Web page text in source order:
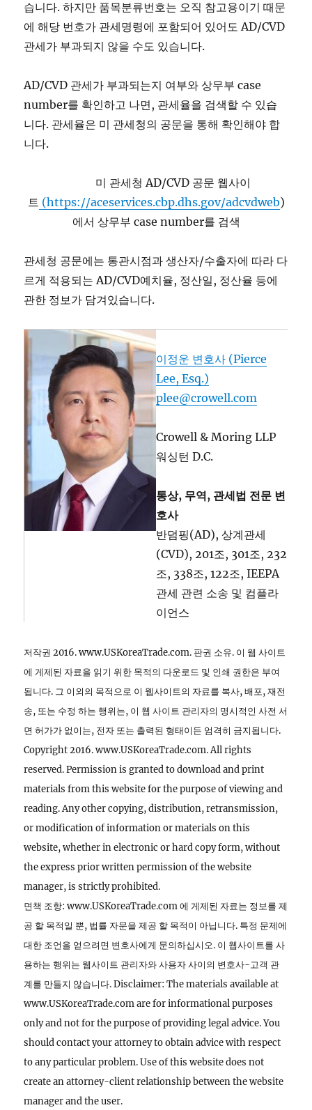
습니다. 하지만 품목분류번호는 오직 참고용이기 때문
에 해당 번호가 관세명령에 포함되어 있어도 AD/CVD
관세가 부과되지 않을 수도 있습니다.
AD/CVD 관세가 부과되는지 여부와 상무부 case
number를 확인하고 나면, 관세율을 검색할 수 있습
니다. 관세율은 미 관세청의 공문을 통해 확인해야 합
니다.
미 관세청 AD/CVD 공문 웹사이
트 (https://aceservices.cbp.dhs.gov/adcvdweb)
에서 상무부 case number를 검색
관세청 공문에는 통관시점과 생산자/수출자에 따라 다
르게 적용되는 AD/CVD예치율, 정산일, 정산율 등에
관한 정보가 담겨있습니다.
이정운 변호사 (Pierce
Lee, Esq.)
plee@crowell.com
Crowell & Moring LLP
워싱턴 D.C.
통상, 무역, 관세법 전문 변
호사
반덤핑(AD), 상계관세
(CVD), 201조, 301조, 232
조, 338조, 122조, IEEPA
관세 관련 소송 및 컴플라
이언스
저작권 2016. www.USKoreaTrade.com. 판권 소유. 이 웹 사이트
에 게제된 자료을 읽기 위한 목적의 다운로드 및 인쇄 권한은 부여
됩니다. 그 이외의 목적으로 이 웹사이트의 자료를 복사, 배포, 재전
송, 또는 수정 하는 행위는, 이 웹 사이트 관리자의 명시적인 사전 서
면 허가가 없이는, 전자 또는 출력된 형태이든 엄격히 금지됩니다.
Copyright 2016. www.USKoreaTrade.com. All rights
reserved. Permission is granted to download and print
materials from this website for the purpose of viewing and
reading. Any other copying, distribution, retransmission,
or modification of information or materials on this
website, whether in electronic or hard copy form, without
the express prior written permission of the website
manager, is strictly prohibited.
면책 조항: www.USKoreaTrade.com 에 게제된 자료는 정보를 제
공 할 목적일 뿐, 법률 자문을 제공 할 목적이 아닙니다. 특정 문제에
대한 조언을 얻으려면 변호사에게 문의하십시오. 이 웹사이트를 사
용하는 행위는 웹사이트 관리자와 사용자 사이의 변호사-고객 관
계를 만들지 않습니다. Disclaimer: The materials available at
www.USKoreaTrade.com are for informational purposes
only and not for the purpose of providing legal advice. You
should contact your attorney to obtain advice with respect
to any particular problem. Use of this website does not
create an attorney-client relationship between the website
manager and the user.